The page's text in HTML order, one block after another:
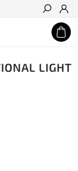
Hledat
LIGHT